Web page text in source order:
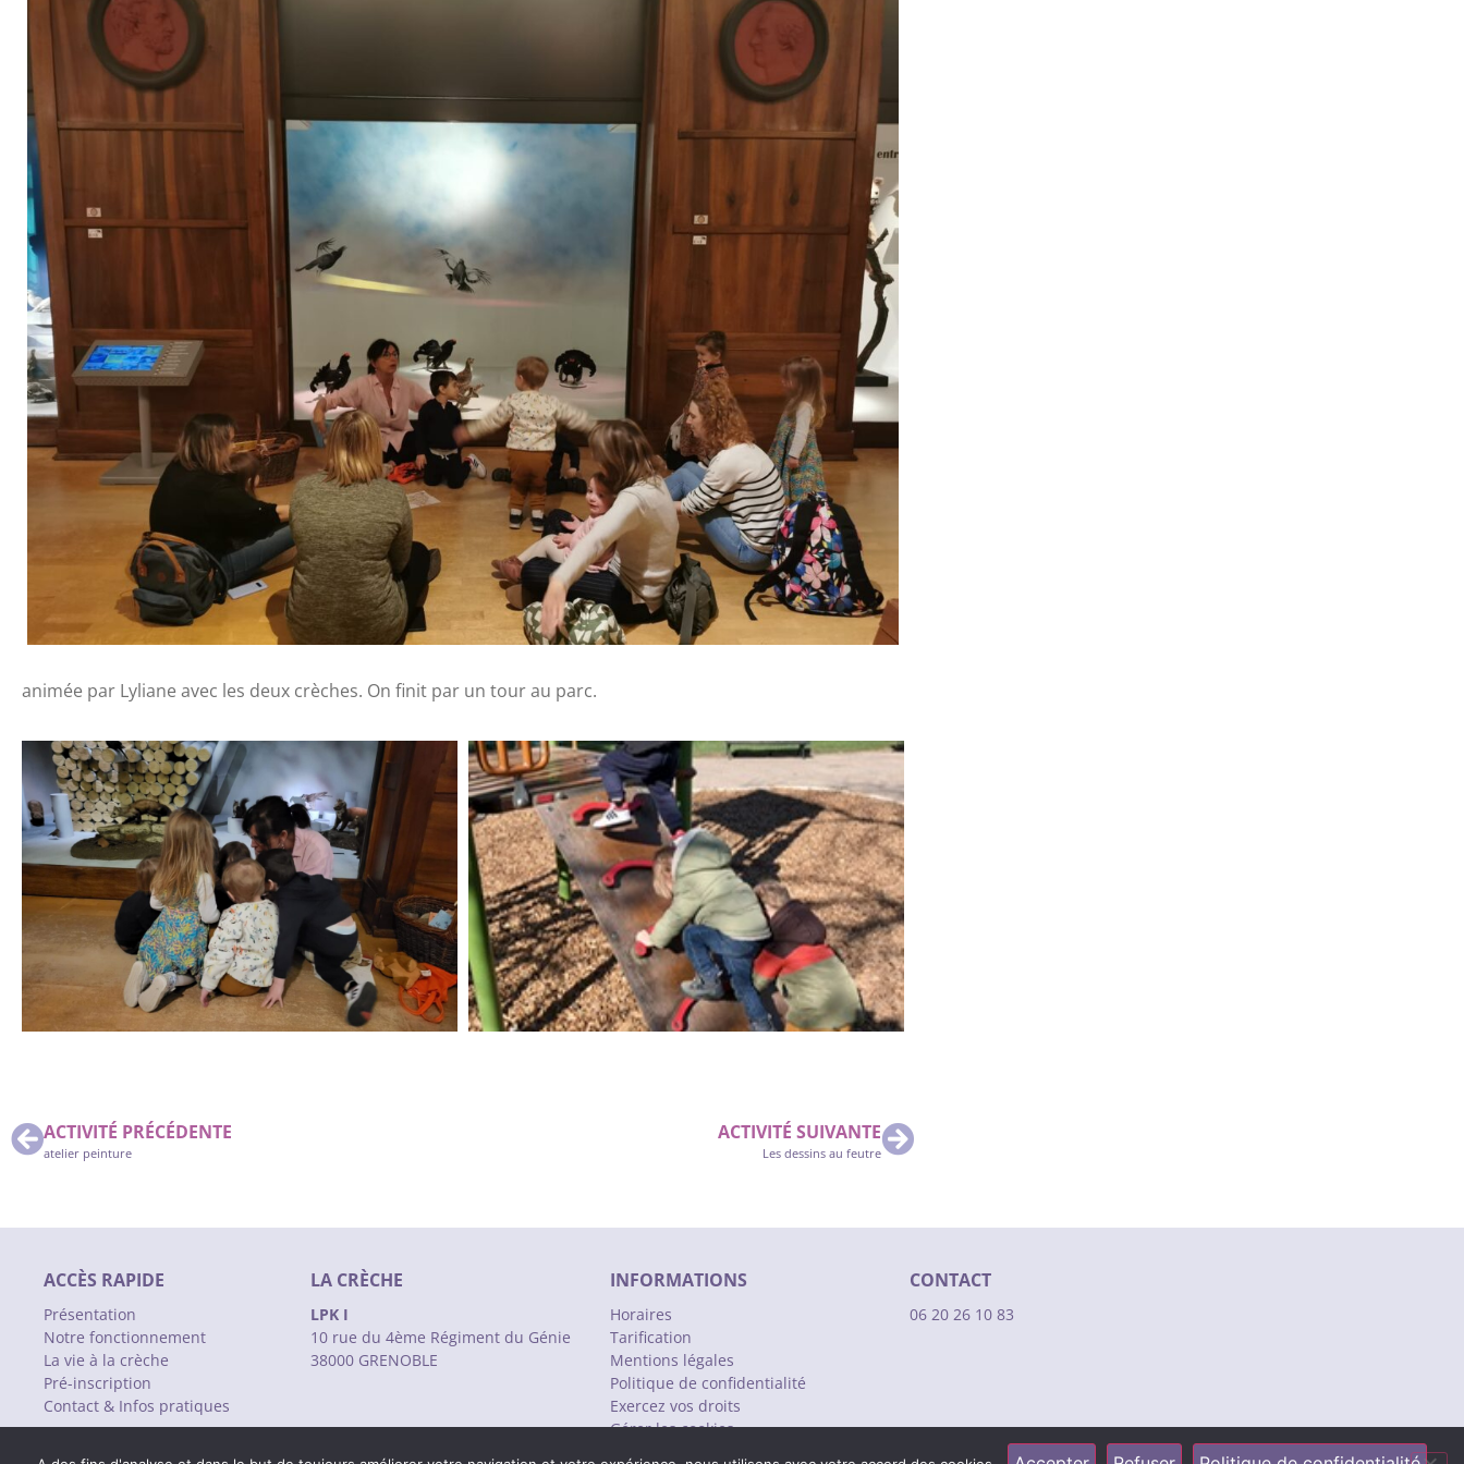
animée par Lyliane avec les deux crèches. On finit par un tour au parc.
ACTIVITÉ PRÉCÉDENTE
atelier peinture
ACTIVITÉ SUIVANTE
Les dessins au feutre
ACCÈS RAPIDE
Présentation
Notre fonctionnement
La vie à la crèche
Pré-inscription
Contact & Infos pratiques
LA CRÈCHE
LPK I
10 rue du 4ème Régiment du Génie
38000 GRENOBLE
INFORMATIONS
Horaires
Tarification
Mentions légales
Politique de confidentialité
Exercez vos droits
Gérer les cookies
CONTACT
06 20 26 10 83